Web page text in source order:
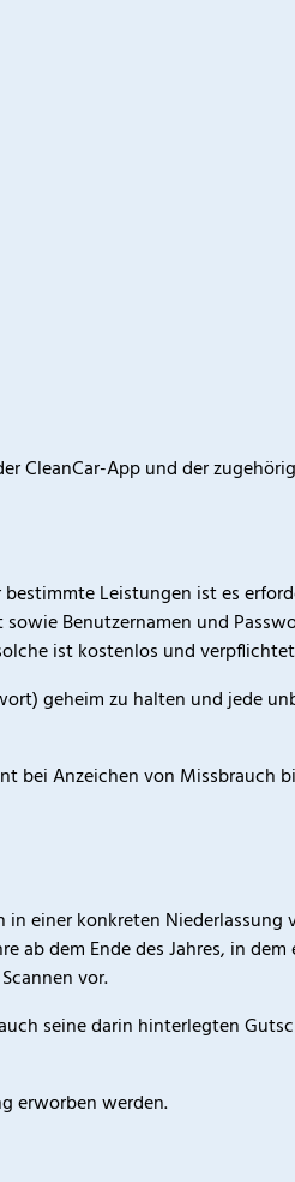
CleanCar-App und der
Leistungen ist es
Benutzernamen und
ist kostenlos und
geheim zu halten und jede
Anzeichen von Missbrauch
einer konkreten
dem Ende des Jahres, in
vor.
seine darin hinterlegten
erworben werden.